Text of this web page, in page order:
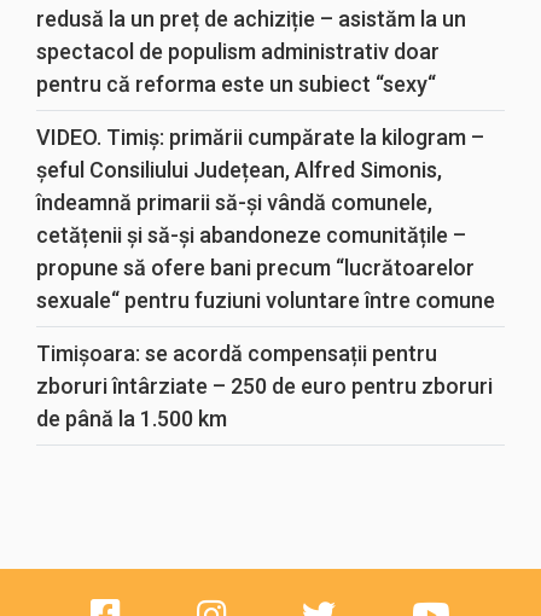
redusă la un preț de achiziție – asistăm la un
spectacol de populism administrativ doar
pentru că reforma este un subiect “sexy“
VIDEO. Timiș: primării cumpărate la kilogram –
șeful Consiliului Județean, Alfred Simonis,
îndeamnă primarii să-și vândă comunele,
cetățenii și să-și abandoneze comunitățile –
propune să ofere bani precum “lucrătoarelor
sexuale“ pentru fuziuni voluntare între comune
Timișoara: se acordă compensații pentru
zboruri întârziate – 250 de euro pentru zboruri
de până la 1.500 km